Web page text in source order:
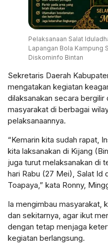
Pelaksanaan Salat
Lapangan Bola Kampung
Diskominfo Bintan
Sekretaris Daerah
mengatakan kegiatan
dilaksanakan secara
masyarakat di berbagai
pelaksanaannya.
“Kemarin kita sudah rapat,
kita laksanakan di Kijang
juga turut melaksanakan di
hari Rabu (27 Mei), Salat Id
Toapaya,” kata Ronny,
Ia mengimbau masyarakat,
dan sekitarnya, agar ikut
dengan tetap menjaga
kegiatan berlangsung.